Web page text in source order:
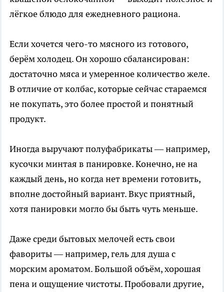
лёгкое блюдо для ежедневного рациона.
Если хочется чего-то мясного из готового,
берём холодец. Он хорошо сбалансирован:
достаточно мяса и умеренное количество желе.
В отличие от колбас, которые сейчас стараемся
не покупать, это более простой и понятный
продукт.
Иногда выручают полуфабрикаты — например,
кусочки минтая в панировке. Конечно, не на
каждый день, но когда нет времени готовить,
вполне достойный вариант. Вкус приятный,
хотя панировки могло бы быть чуть меньше.
Даже среди бытовых мелочей есть свои
фавориты — например, гель для душа с
морским ароматом. Большой объём, хорошая
пена и ощущение чистоты. Пробовали другие,